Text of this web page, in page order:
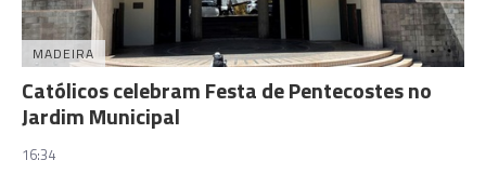
MADEIRA
Católicos celebram Festa de Pentecostes no
Jardim Municipal
16:34